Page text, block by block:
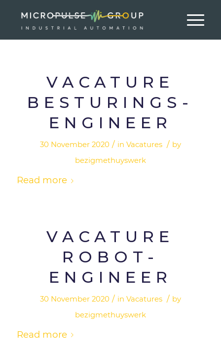
VACATURE
BESTURINGS-
ENGINEER
30 November 2020 / in Vacatures / by
bezigmethuyswerk
Read more
VACATURE
ROBOT-
ENGINEER
30 November 2020 / in Vacatures / by
bezigmethuyswerk
Read more